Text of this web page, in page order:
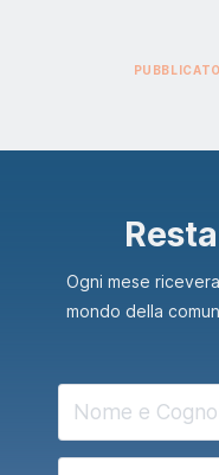
Ogni mese
mondo della